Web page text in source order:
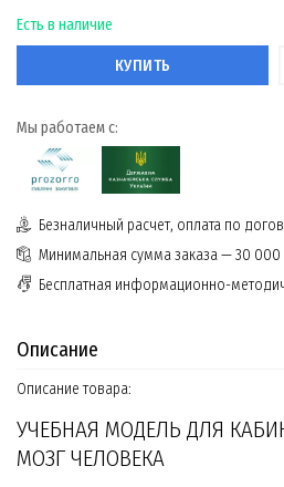
Есть в наличие
КУПИТЬ
Мы работаем с:
Безналичный расчет, оплата по
Минимальная сумма заказа — 30 000
Бесплатная информационно-
Описание
Описание товара:
УЧЕБНАЯ МОДЕЛЬ ДЛЯ
МОЗГ ЧЕЛОВЕКА